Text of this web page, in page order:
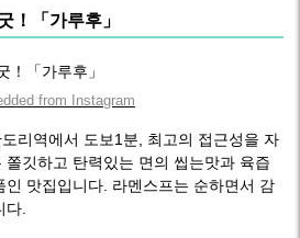
！「가루후」
from Instagram
리역에서 도보1분, 최고의 접근성을 자
쫄깃하고 탄력있는 면의 씹는맛과 육즙
인 맛집입니다. 라멘스프는 순하면서 감
.